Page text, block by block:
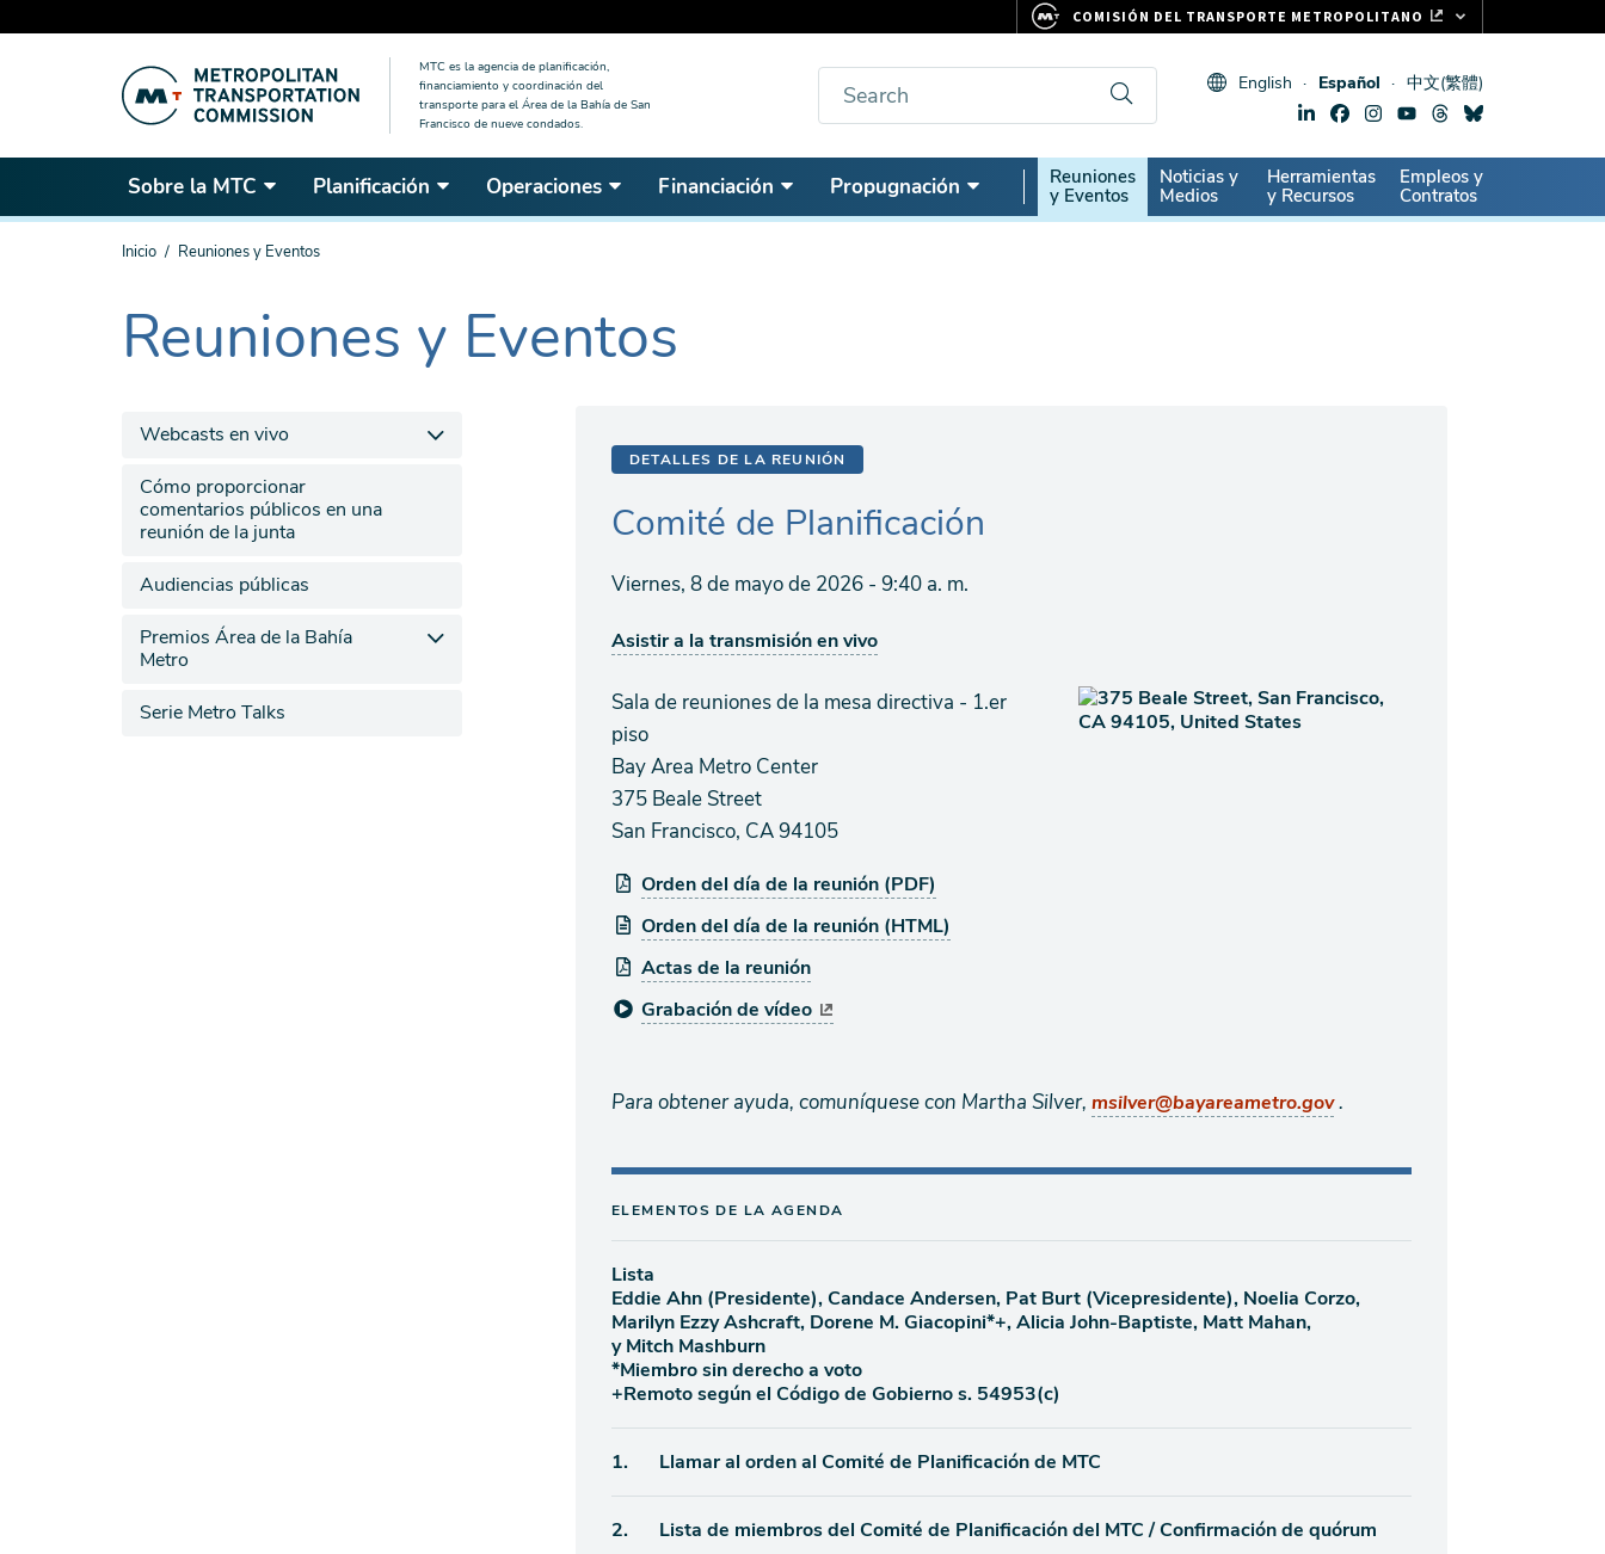
MTC es la agencia de planificación,
financiamiento y coordinación del
transporte para el Área de la Bahía de San
Francisco de nueve condados.
Buscar English Español 中文(繁體)
Sobre la MTC Planificación Operaciones Financiación Propugnación
Secondary
Nav
Reuniones
y Eventos
Noticias y
Medios
Herramientas
y Recursos
Empleos y
Contratos
Estás
Inicio Reuniones y Eventos
The
current
Reuniones y Eventos
DETALLES DE LA REUNIÓN
Comité de Planificación
Viernes, 8 de mayo de 2026 - 9:40 a. m.
Asistir a la transmisión en vivo
Sala de reuniones de la mesa directiva - 1.er
piso
Bay Area Metro Center
375 Beale Street
San Francisco, CA 94105
Orden del día de la reunión (PDF)
Orden del día de la reunión (HTML)
Actas de la reunión
Grabación de vídeo
Para obtener ayuda, comuníquese con Martha Silver, msilver@bayareametro.gov.
ELEMENTOS DE LA AGENDA
Lista
Eddie Ahn (Presidente), Candace Andersen, Pat Burt (Vicepresidente), Noelia Corzo,
Marilyn Ezzy Ashcraft, Dorene M. Giacopini*+, Alicia John-Baptiste, Matt Mahan,
y Mitch Mashburn
*Miembro sin derecho a voto
+Remoto según el Código de Gobierno s. 54953(c)
Ítem
agenda
1. Llamar al orden al Comité de Planificación de MTC
Ítem
2. Lista de miembros del Comité de Planificación del MTC / Confirmación de quórum
Webcasts en vivo
Cómo proporcionar
comentarios públicos en una
reunión de la junta
Audiencias públicas
Premios Área de la Bahía
Metro
Serie Metro Talks
COMISIÓN DEL TRANSPORTE METROPOLITANO
CLIPPER CARD
511.ORG